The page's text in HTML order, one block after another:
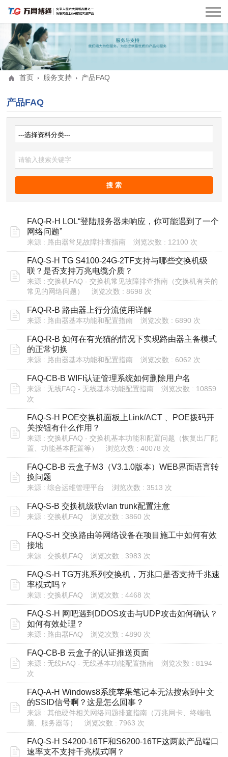
首页 服务支持 产品FAQ
产品FAQ
FAQ-R-H LOL“登陆服务器未响应，你可能遇到了一个
网络问题”
来源 : 路由器常见故障排查指南 浏览次数 : 12100 次
FAQ-S-H TG S4100-24G-2TF支持与哪些交换机级
联？是否支持万兆电缆介质？
来源 : 交换机FAQ - 交换机常见故障排查指南（交换机有关的
常见的网络问题）
浏览次数 : 8698 次
FAQ-R-B 路由器上行分流使用详解
来源 : 路由器基本功能和配置指南 浏览次数 : 6890 次
FAQ-R-B 如何在有光猫的情况下实现路由器主备模式
的正常切换
来源 : 路由器基本功能和配置指南 浏览次数 : 6062 次
FAQ-CB-B WIFI认证管理系统如何删除用户名
来源 : 无线FAQ - 无线基本功能配置指南
浏览次数 : 10859
次
FAQ-S-H POE交换机面板上Link/ACT 、POE拨码开
关按钮有什么作用？
来源 : 交换机FAQ - 交换机基本功能和配置问题（恢复出厂配
置、功能基本配置等）
浏览次数 : 40078 次
FAQ-CB-B 云盒子M3（V3.1.0版本）WEB界面语言转
换问题
来源 : 综合运维管理平台 浏览次数 : 3513 次
FAQ-S-B 交换机级联vlan trunk配置注意
来源 : 交换机FAQ 浏览次数 : 3860 次
FAQ-S-H 交换路由等网络设备在项目施工中如何有效
接地
来源 : 交换机FAQ 浏览次数 : 3983 次
FAQ-S-H TG万兆系列交换机，万兆口是否支持千兆速
率模式吗？
来源 : 交换机FAQ 浏览次数 : 4468 次
FAQ-S-H 网吧遇到DDOS攻击与UDP攻击如何确认？
如何有效处理？
来源 : 路由器FAQ 浏览次数 : 4890 次
FAQ-CB-B 云盒子的认证推送页面
来源 : 无线FAQ - 无线基本功能配置指南
浏览次数 : 8194
次
FAQ-A-H Windows8系统苹果笔记本无法搜索到中文
的SSID信号啊？这是怎么回事？
来源 : 其他硬件相关网络问题排查指南（万兆网卡、终端电
脑、服务器等）
浏览次数 : 7963 次
FAQ-S-H S4200-16TF和S6200-16TF这两款产品端口
速率支不支持千兆模式啊？